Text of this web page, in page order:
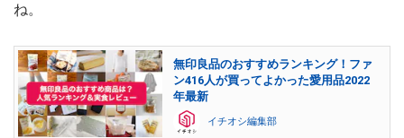
ね。
無印良品のおすすめランキング！ファ
ン416人が買ってよかった愛用品2022
年最新
イチオシ編集部